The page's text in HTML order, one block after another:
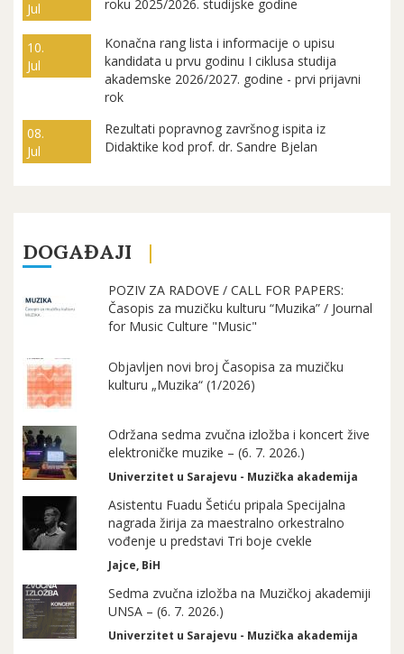
Jul
roku 2025/2026. studijske godine
10.
Jul
Konačna rang lista i informacije o upisu
kandidata u prvu godinu I ciklusa studija
akademske 2026/2027. godine - prvi prijavni
rok
08.
Jul
Rezultati popravnog završnog ispita iz
Didaktike kod prof. dr. Sandre Bjelan
DOGAĐAJI
POZIV ZA RADOVE / CALL FOR PAPERS:
Časopis za muzičku kulturu “Muzika” / Journal
for Music Culture "Music"
Objavljen novi broj Časopisa za muzičku
kulturu „Muzika“ (1/2026)
Održana sedma zvučna izložba i koncert žive
elektroničke muzike – (6. 7. 2026.)
Univerzitet u Sarajevu - Muzička akademija
Asistentu Fuadu Šetiću pripala Specijalna
nagrada žirija za maestralno orkestralno
vođenje u predstavi Tri boje cvekle
Jajce, BiH
Sedma zvučna izložba na Muzičkoj akademiji
UNSA – (6. 7. 2026.)
Univerzitet u Sarajevu - Muzička akademija